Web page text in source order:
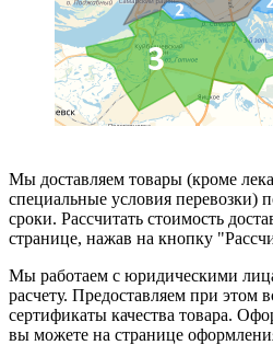
Мы доставляем товары (кроме
специальные условия перевозки)
сроки. Рассчитать стоимость
странице, нажав на кнопку
Мы работаем с юридическими
расчету. Предоставляем при этом
сертификаты качества товара.
вы можете на странице